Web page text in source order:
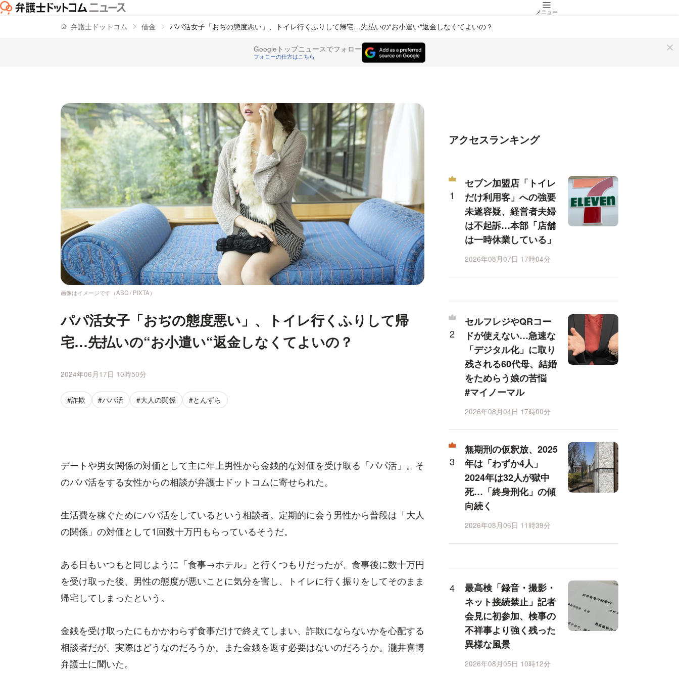
メニュー
弁護士ドットコム 借金 パパ活女子「おぢの態度悪い」、トイレ行くふりして帰宅…先払いの“お小遣い“返金しなくてよいの？
Googleトップニュースでフォロー
フォローの仕方はこちら
画像はイメージです（ABC / PIXTA）
パパ活女子「おぢの態度悪い」、トイレ行くふりして帰
宅…先払いの“お小遣い“返金しなくてよいの？
2024年06月17日 10時50分
#詐欺 #パパ活 #大人の関係 #とんずら
デートや男女関係の対価として主に年上男性から金銭的な対価を受け取る「パパ活」。そ
のパパ活をする女性からの相談が弁護士ドットコムに寄せられた。
生活費を稼ぐためにパパ活をしているという相談者。定期的に会う男性から普段は「大人
の関係」の対価として1回数十万円もらっているそうだ。
ある日もいつもと同じように「食事→ホテル」と行くつもりだったが、食事後に数十万円
を受け取った後、男性の態度が悪いことに気分を害し、トイレに行く振りをしてそのまま
帰宅してしまったという。
金銭を受け取ったにもかかわらず食事だけで終えてしまい、詐欺にならないかを心配する
相談者だが、実際はどうなのだろうか。また金銭を返す必要はないのだろうか。瀧井喜博
弁護士に聞いた。
アクセスランキング
セブン加盟店「トイレ
だけ利用客」への強要
未遂容疑、経営者夫婦
は不起訴…本部「店舗
は一時休業している」
2026年08月07日 17時04分
セルフレジやQRコー
ドが使えない…急速な
「デジタル化」に取り
残される60代母、結婚
をためらう娘の苦悩
#マイノーマル
2026年08月04日 17時00分
無期刑の仮釈放、2025
年は「わずか4人」
2024年は32人が獄中
死…「終身刑化」の傾
向続く
2026年08月06日 11時39分
最高検「録音・撮影・
ネット接続禁止」記者
会見に初参加、検事の
不祥事より強く残った
異様な風景
2026年08月05日 10時12分